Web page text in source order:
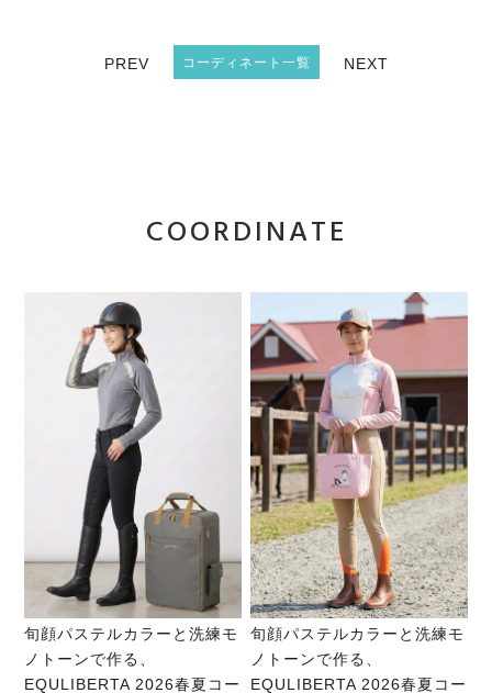
PREV コーディネート一覧 NEXT
COORDINATE
旬顔パステルカラーと洗練モ
ノトーンで作る、
EQULIBERTA 2026春夏コー
旬顔パステルカラーと洗練モ
ノトーンで作る、
EQULIBERTA 2026春夏コー